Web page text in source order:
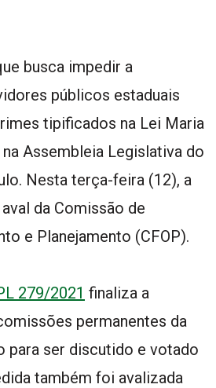
busca impedir a
públicos estaduais
tipificados na Lei Maria
na Assembleia Legislativa do
Nesta terça-feira (12), a
da Comissão de
e Planejamento (CFOP).
279/2021 finaliza a
permanentes da
para ser discutido e votado
também foi avalizada